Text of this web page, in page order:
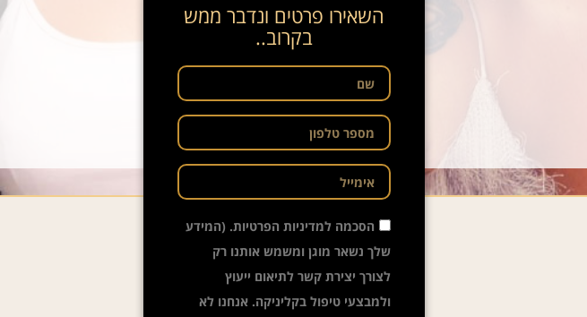
השאירו פרטים ונדבר ממש
בקרוב..
הסכמה למדיניות הפרטיות. (המידע
שלך נשאר מוגן ומשמש אותנו רק
לצורך יצירת קשר לתיאום ייעוץ
ולמבצעי טיפול בקליניקה. אנחנו לא